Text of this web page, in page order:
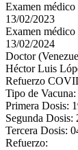
Examen
13/02/2023
Examen
13/02/2024
Doctor
Héctor Luis
Refuerzo
Tipo de
Primera Dosis:
Segunda Dosis:
Tercera Dosis:
Refuerzo: